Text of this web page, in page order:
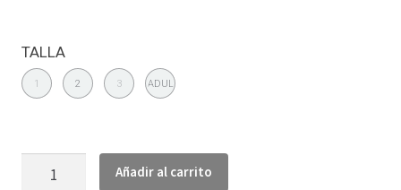
TALLA
1 2 3 ADUL
Añadir al carrito